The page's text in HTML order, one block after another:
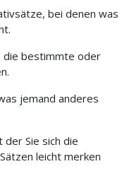
bei denen was
die bestimmte oder
jemand anderes
der Sie sich die
leicht merken